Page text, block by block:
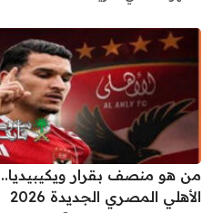
من هو منصف بقرار ويكيبيديا..
الأهلي المصري الجديدة 2026